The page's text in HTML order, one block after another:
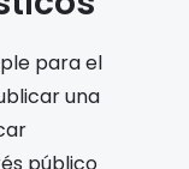
para el
una
público